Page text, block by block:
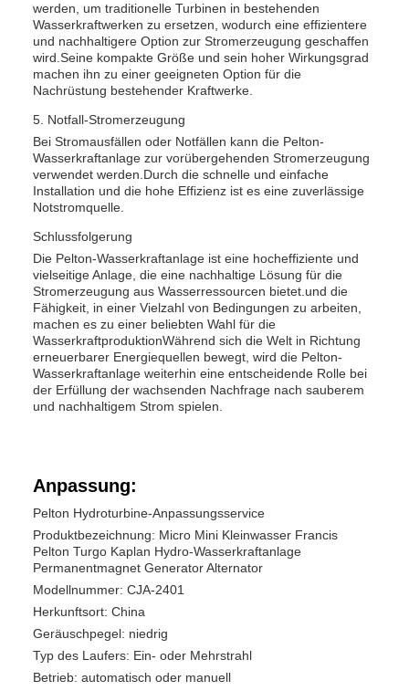
werden, um traditionelle Turbinen in bestehenden
Wasserkraftwerken zu ersetzen, wodurch eine effizientere
und nachhaltigere Option zur Stromerzeugung geschaffen
wird.Seine kompakte Größe und sein hoher Wirkungsgrad
machen ihn zu einer geeigneten Option für die
Nachrüstung bestehender Kraftwerke.
5. Notfall-Stromerzeugung
Bei Stromausfällen oder Notfällen kann die Pelton-
Wasserkraftanlage zur vorübergehenden Stromerzeugung
verwendet werden.Durch die schnelle und einfache
Installation und die hohe Effizienz ist es eine zuverlässige
Notstromquelle.
Schlussfolgerung
Die Pelton-Wasserkraftanlage ist eine hocheffiziente und
vielseitige Anlage, die eine nachhaltige Lösung für die
Stromerzeugung aus Wasserressourcen bietet.und die
Fähigkeit, in einer Vielzahl von Bedingungen zu arbeiten,
machen es zu einer beliebten Wahl für die
WasserkraftproduktionWährend sich die Welt in Richtung
erneuerbarer Energiequellen bewegt, wird die Pelton-
Wasserkraftanlage weiterhin eine entscheidende Rolle bei
der Erfüllung der wachsenden Nachfrage nach sauberem
und nachhaltigem Strom spielen.
Anpassung:
Pelton Hydroturbine-Anpassungsservice
Produktbezeichnung: Micro Mini Kleinwasser Francis
Pelton Turgo Kaplan Hydro-Wasserkraftanlage
Permanentmagnet Generator Alternator
Modellnummer: CJA-2401
Herkunftsort: China
Geräuschpegel: niedrig
Typ des Laufers: Ein- oder Mehrstrahl
Betrieb: automatisch oder manuell